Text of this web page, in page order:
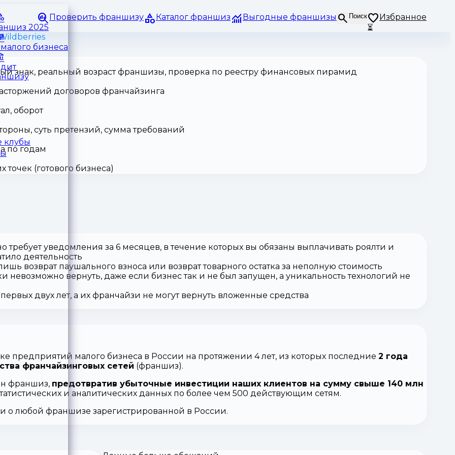
Проверить франшизу Каталог франшиз Выгодные франшизы Поиск
Избранное
⏳
2025
бизнеса
клубы
знак, реальный возраст франшизы, проверка по реестру финансовых пирамид
договоров франчайзинга
оборот
суть претензий, сумма требований
по годам
(готового бизнеса)
требует уведомления за 6 месяцев, в течение которых вы обязаны выплачивать роялти и
деятельность
возврат паушального взноса или возврат товарного остатка за неполную стоимость
невозможно вернуть, даже если бизнес так и не был запущен, а уникальность технологий не
двух лет, а их франчайзи не могут вернуть вложенные средства
предприятий малого бизнеса в России на протяжении 4 лет, из которых последние 2 года
франчайзинговых сетей (франшиз).
франшиз, предотвратив убыточные инвестиции наших клиентов на сумму свыше 140 млн
и аналитических данных по более чем 500 действующим сетям.
о любой франшизе зарегистрированной в России.